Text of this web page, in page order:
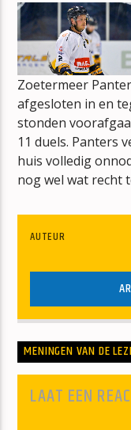
mz-
Zoetermeer
afgesloten in en
stonden
11 duels. Panters
huis volledig
nog wel wat recht
AUTEUR
MENINGEN VAN DE
LAAT EEN